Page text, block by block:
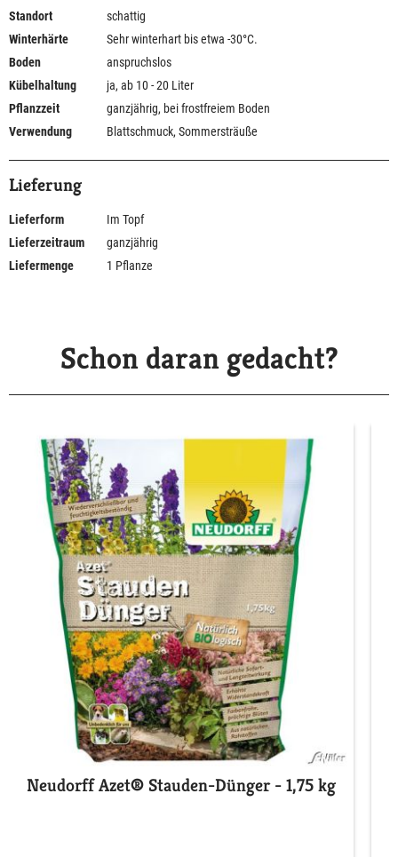
Standort
schattig
Winterhärte
Sehr winterhart bis etwa -30°C.
Boden
anspruchslos
Kübelhaltung
ja, ab 10 - 20 Liter
Pflanzzeit
ganzjährig, bei frostfreiem Boden
Verwendung
Blattschmuck, Sommersträuße
Lieferung
Lieferform
Im Topf
Lieferzeitraum
ganzjährig
Liefermenge
1 Pflanze
Schon daran gedacht?
Neudorff Azet® Stauden-Dünger - 1,75 kg